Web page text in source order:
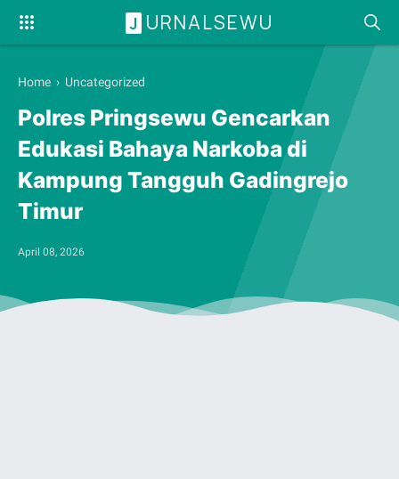
J URNALSEWU
Home › Uncategorized
Polres Pringsewu Gencarkan
Edukasi Bahaya Narkoba di
Kampung Tangguh Gadingrejo
Timur
April 08, 2026